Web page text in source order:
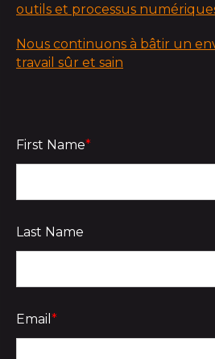
outils et processus
Nous continuons à bâtir un
travail sûr et sain
First Name*
Last Name
Email *